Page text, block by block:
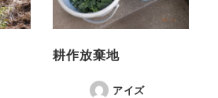
耕作放棄地
アイズ